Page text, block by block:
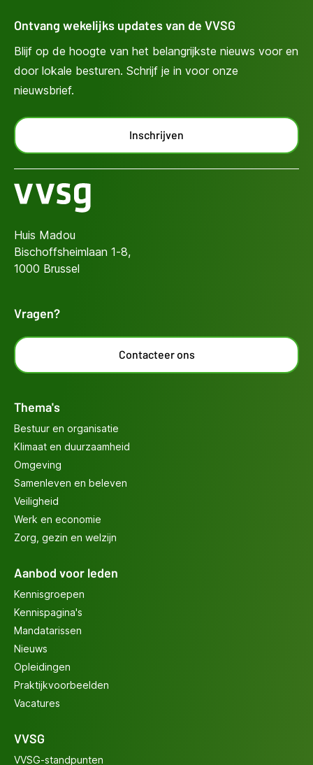
Ontvang wekelijks updates van de VVSG
Blijf op de hoogte van het belangrijkste nieuws voor en
door lokale besturen. Schrijf je in voor onze
nieuwsbrief.
Inschrijven
Huis Madou
Bischoffsheimlaan 1-8,
1000 Brussel
Vragen?
Contacteer ons
Thema's
Bestuur en organisatie
Klimaat en duurzaamheid
Omgeving
Samenleven en beleven
Veiligheid
Werk en economie
Zorg, gezin en welzijn
Aanbod voor leden
Kennisgroepen
Kennispagina's
Mandatarissen
Nieuws
Opleidingen
Praktijkvoorbeelden
Vacatures
VVSG
VVSG-standpunten